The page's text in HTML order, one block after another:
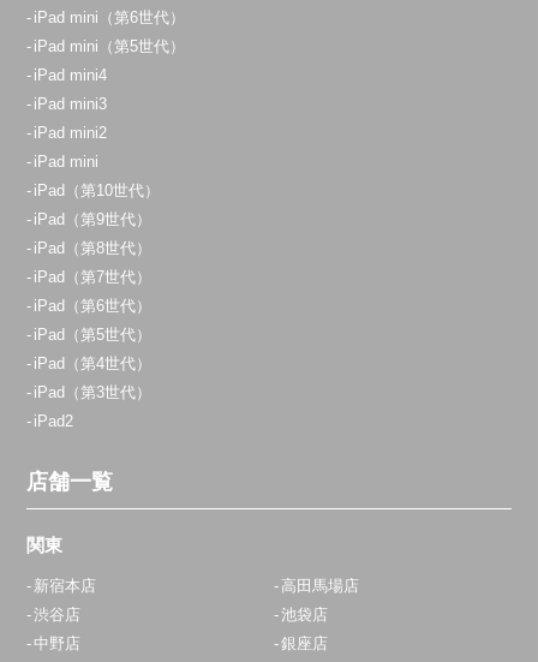
iPad mini（第6世代）
iPad mini（第5世代）
iPad mini4
iPad mini3
iPad mini2
iPad mini
iPad（第10世代）
iPad（第9世代）
iPad（第8世代）
iPad（第7世代）
iPad（第6世代）
iPad（第5世代）
iPad（第4世代）
iPad（第3世代）
iPad2
店舗一覧
関東
新宿本店
高田馬場店
渋谷店
池袋店
中野店
銀座店